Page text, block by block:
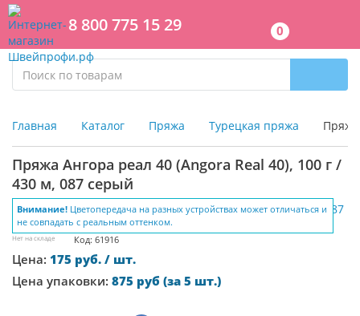
8 800 775 15 29 0
Главная Каталог Пряжа Турецкая пряжа Пряжа
Пряжа Ангора реал 40 (Angora Real 40), 100 г /
430 м, 087 серый
Внимание! Цветопередача на разных устройствах может отличаться и
не совпадать с реальным оттенком.
Нет на складе Код: 61916
Цена: 175 руб. / шт.
Цена упаковки: 875 руб (за 5 шт.)